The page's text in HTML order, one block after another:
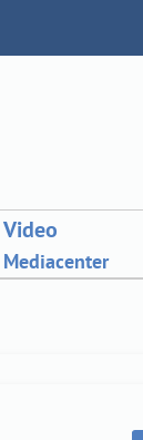
Video
Mediacenter